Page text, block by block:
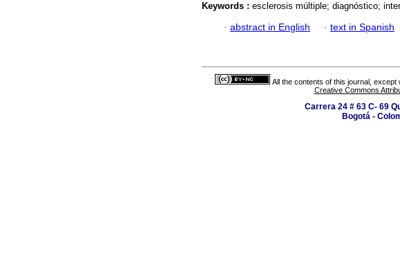
Keywords : esclerosis múltiple; diagnóstico;
· abstract in English · text in Spanish
All the contents of this journal,
Creative Commons
Carrera 24 # 63 C- 69
Bogotá -